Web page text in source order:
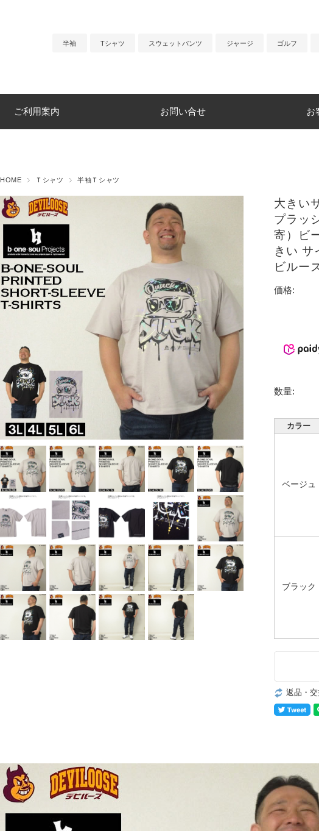
半袖 Tシャツ スウェットパンツ ジャージ ゴルフ
ご利用案内 お問い合せ お
HOME Ｔシャツ 半袖Ｔシャツ
大きい
プラッ
寄）ビ
きい サ
ビルー
価格:
数量:
カラー
ベージュ
ブラック
返品・